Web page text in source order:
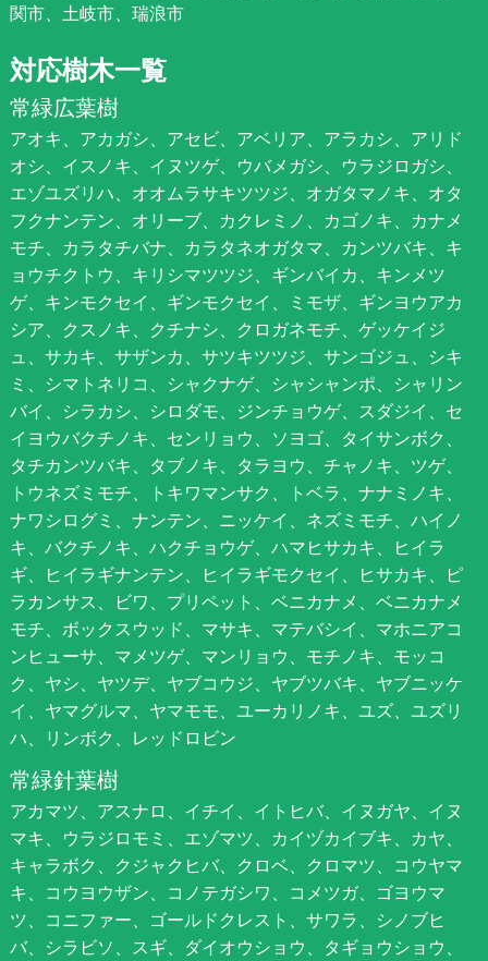
関市、土岐市、瑞浪市
対応樹木一覧
常緑広葉樹
アオキ、アカガシ、アセビ、アベリア、アラカシ、アリド
オシ、イスノキ、イヌツゲ、ウバメガシ、ウラジロガシ、
エゾユズリハ、オオムラサキツツジ、オガタマノキ、オタ
フクナンテン、オリーブ、カクレミノ、カゴノキ、カナメ
モチ、カラタチバナ、カラタネオガタマ、カンツバキ、キ
ョウチクトウ、キリシマツツジ、ギンバイカ、キンメツ
ゲ、キンモクセイ、ギンモクセイ、ミモザ、ギンヨウアカ
シア、クスノキ、クチナシ、クロガネモチ、ゲッケイジ
ュ、サカキ、サザンカ、サツキツツジ、サンゴジュ、シキ
ミ、シマトネリコ、シャクナゲ、シャシャンポ、シャリン
バイ、シラカシ、シロダモ、ジンチョウゲ、スダジイ、セ
イヨウバクチノキ、センリョウ、ソヨゴ、タイサンボク、
タチカンツバキ、タブノキ、タラヨウ、チャノキ、ツゲ、
トウネズミモチ、トキワマンサク、トベラ、ナナミノキ、
ナワシログミ、ナンテン、ニッケイ、ネズミモチ、ハイノ
キ、バクチノキ、ハクチョウゲ、ハマヒサカキ、ヒイラ
ギ、ヒイラギナンテン、ヒイラギモクセイ、ヒサカキ、ピ
ラカンサス、ビワ、プリペット、ベニカナメ、ベニカナメ
モチ、ボックスウッド、マサキ、マテバシイ、マホニアコ
ンヒューサ、マメツゲ、マンリョウ、モチノキ、モッコ
ク、ヤシ、ヤツデ、ヤブコウジ、ヤブツバキ、ヤブニッケ
イ、ヤマグルマ、ヤマモモ、ユーカリノキ、ユズ、ユズリ
ハ、リンボク、レッドロビン
常緑針葉樹
アカマツ、アスナロ、イチイ、イトヒバ、イヌガヤ、イヌ
マキ、ウラジロモミ、エゾマツ、カイヅカイブキ、カヤ、
キャラボク、クジャクヒバ、クロベ、クロマツ、コウヤマ
キ、コウヨウザン、コノテガシワ、コメツガ、ゴヨウマ
ツ、コニファー、ゴールドクレスト、サワラ、シノブヒ
バ、シラビソ、スギ、ダイオウショウ、タギョウショウ、